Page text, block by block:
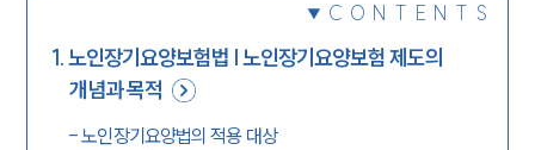
CONTENTS
1.노인장기요양보험법 | 노인장기요양보험 제도의
개념과 목적
-노인장기요양법의 적용 대상